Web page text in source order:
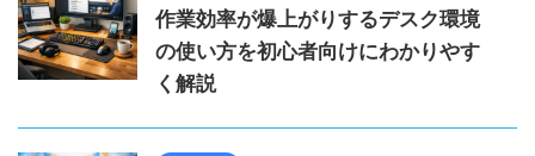
作業効率が爆上がりするデスク環境
の使い方を初心者向けにわかりやす
く解説